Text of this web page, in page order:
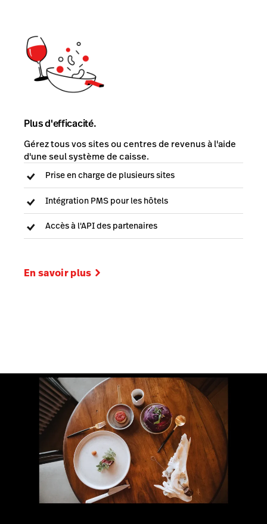
Plus d'efficacité.
Gérez tous vos sites ou centres de revenus à l'aide
d'une seul système de caisse.
Prise en charge de plusieurs sites
Intégration PMS pour les hôtels
Accès à l'API des partenaires
En savoir plus